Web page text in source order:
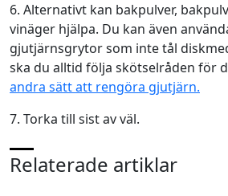
6. Alternativt kan bakpulver,
vinäger hjälpa. Du kan även
gjutjärnsgrytor som inte tål
ska du alltid följa skötselråden för
andra sätt att rengöra gjutjärn.
7. Torka till sist av väl.
Relaterade artiklar